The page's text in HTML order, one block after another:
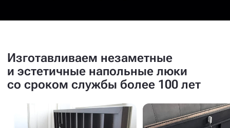
Изготавливаем незаметные
и эстетичные напольные люки
со сроком службы более 100 лет